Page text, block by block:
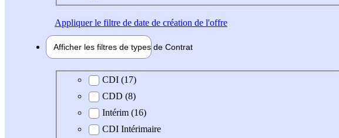
Appliquerle filtre de date de création de l'offre
Afficher les filtres de types de Contrat
Type de contratCDI (17)
CDD (8)
Intérim (16)
CDI Intérimaire